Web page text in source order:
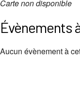
Carte non disponible
Évènements
Aucun évènement à